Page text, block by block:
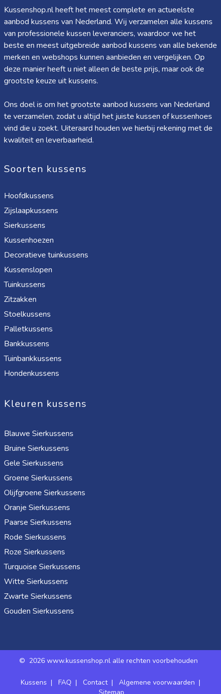
Kussenshop.nl heeft het meest complete en actueelste
aanbod kussens van Nederland. Wij verzamelen alle kussens
van professionele kussen leveranciers, waardoor we het
beste en meest uitgebreide aanbod kussens van alle bekende
merken en webshops kunnen aanbieden en vergelijken. Op
deze manier heeft u niet alleen de beste prijs, maar ook de
grootste keuze uit kussens.
Ons doel is om het grootste aanbod kussens van Nederland
te verzamelen, zodat u altijd het juiste kussen of kussenhoes
vind die u zoekt. Uiteraard houden we hierbij rekening met de
kwaliteit en leverbaarheid.
Soorten kussens
Hoofdkussens
Zijslaapkussens
Sierkussens
Kussenhoezen
Decoratieve tuinkussens
Kussenslopen
Tuinkussens
Zitzakken
Stoelkussens
Palletkussens
Bankkussens
Tuinbankkussens
Hondenkussens
Kleuren kussens
Blauwe Sierkussens
Bruine Sierkussens
Gele Sierkussens
Groene Sierkussens
Olijfgroene Sierkussens
Oranje Sierkussens
Paarse Sierkussens
Rode Sierkussens
Roze Sierkussens
Turquoise Sierkussens
Witte Sierkussens
Zwarte Sierkussens
Gouden Sierkussens
© 2026 www.kussenshop.nl alle rechten voorbehouden
Kussens | FAQ | Contact| Algemene voorwaarden |